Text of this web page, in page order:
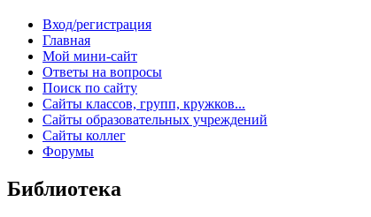
Вход/регистрация
Главная
Мой мини-сайт
Ответы на вопросы
Поиск по сайту
Сайты классов, групп, кружков...
Сайты образовательных учреждений
Сайты коллег
Форумы
Библиотека